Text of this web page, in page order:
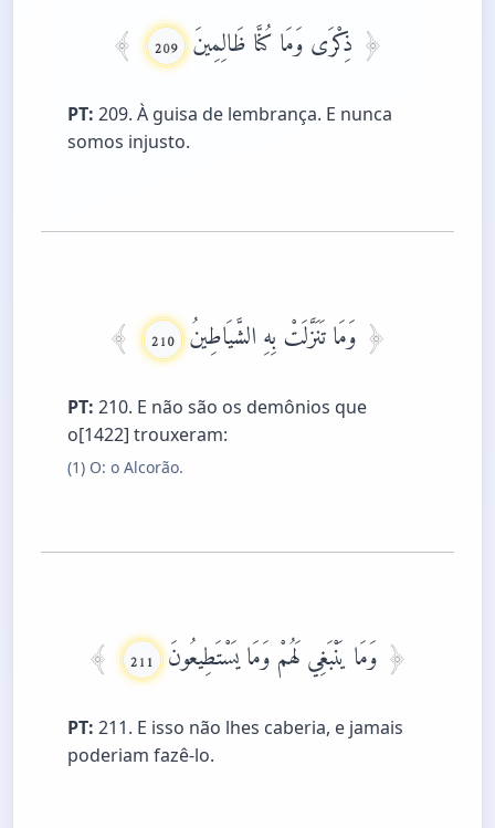
ذِكْرَى وَمَا كُنَّا ظَالِمِينَ 209
PT: 209. À guisa de lembrança. E nunca
somos injusto.
وَمَا تَنَزَّلَتْ بِهِ الشَّيَاطِينُ 210
PT: 210. E não são os demônios que
o[1422] trouxeram:
(1) O: o Alcorão.
وَمَا يَنْبَغِي لَهُمْ وَمَا يَسْتَطِيعُونَ 211
PT: 211. E isso não lhes caberia, e jamais
poderiam fazê-lo.